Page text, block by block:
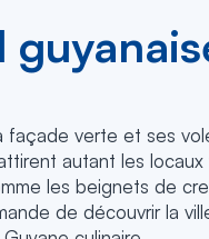
façade verte et ses
autant les
les beignets de
de découvrir la